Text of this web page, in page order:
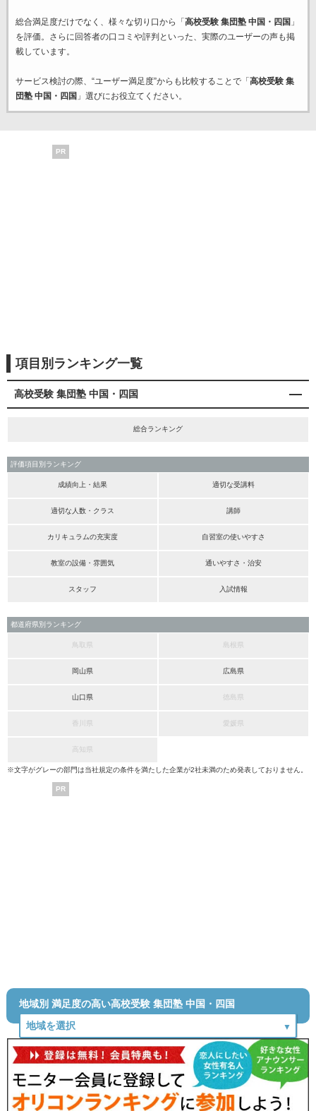
総合満足度だけでなく、様々な切り口から「 高校受験 集団塾 中国・四国 」
を評価。さらに回答者の口コミや評判といった、実際のユーザーの声も掲
載しています。
サービス検討の際、“ユーザー満足度”からも比較することで「 高校受験 集
団塾 中国・四国 」選びにお役立てください。
PR
項目別ランキング一覧
高校受験 集団塾 中国・四国
総合ランキング
評価項目別ランキング
成績向上・結果 適切な受講料
適切な人数・クラス 講師
カリキュラムの充実度 自習室の使いやすさ
教室の設備・雰囲気 通いやすさ・治安
スタッフ 入試情報
都道府県別ランキング
鳥取県 島根県
岡山県 広島県
山口県 徳島県
香川県 愛媛県
高知県
※文字がグレーの部門は当社規定の条件を満たした企業が2社未満のため発表しておりません。
PR
地域別 満足度の高い高校受験 集団塾 中国・四国